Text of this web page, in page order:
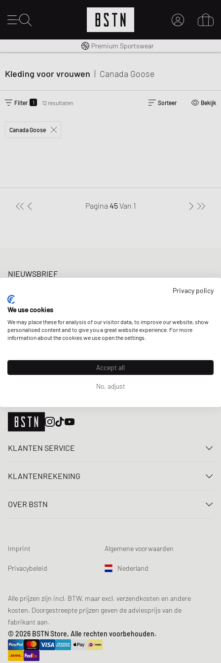
MIJN ACCOUNT
MAAK EEN ACCOUNT AAN
Gratis verzending naar NL vanaf € 100
Premium Sportswear
Kleding voor vrouwen | Canada Goose
Filter 1 12 resultaten Sorteer Bekijk
Canada Goose
Pagina 45Van 1
NIEUWSBRIEF
Raffles & New Arrivals. Schrijf je nu in!
E-mailadres
MELD JE AAN
ONZE WINKELS
KLANTEN SERVICE
FAQ
Loyalty Program
Productveiligheid
KLANTENREKENING
Registreren
Aanmelden nieuwsbrief
Gegevenscontrole
OVER BSTN
Chronicles
Sustainability
Studentenkorting: EDiU
Imprint Algemene voorwaarden
Privacybeleid Nederland
Alle prijzen zijn incl. BTW, maar excl. verzendkosten en andere
kosten. Doorgestreepte prijzen geven de adviesprijs van de
fabrikant aan.
© 2026 BSTN Store, Alle rechten voorbehouden.
Privacy policy
We use cookies
We may place these for analysis of our visitor data, to improve our website, show
personalised content and to give you a great website experience. For more
information about the cookies we use open the settings.
Accept all
No, adjust